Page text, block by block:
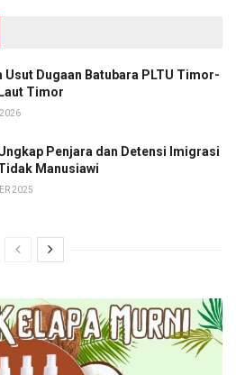
Usut Dugaan Batubara PLTU Timor-
Timor
Penjara dan Detensi Imigrasi
Manusiawi
2025